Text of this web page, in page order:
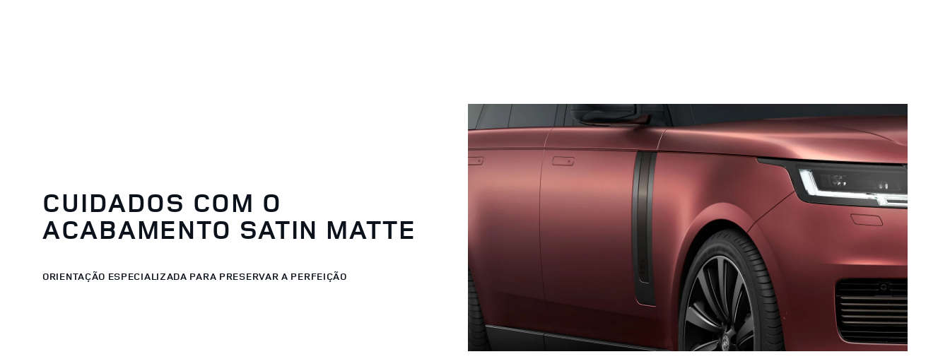
CUIDADOS COM O
ACABAMENTO SATIN MATTE
ORIENTAÇÃO ESPECIALIZADA PARA PRESERVAR A PERFEIÇÃO